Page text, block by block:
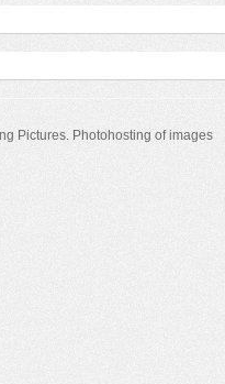
Pictures. Photohosting of images